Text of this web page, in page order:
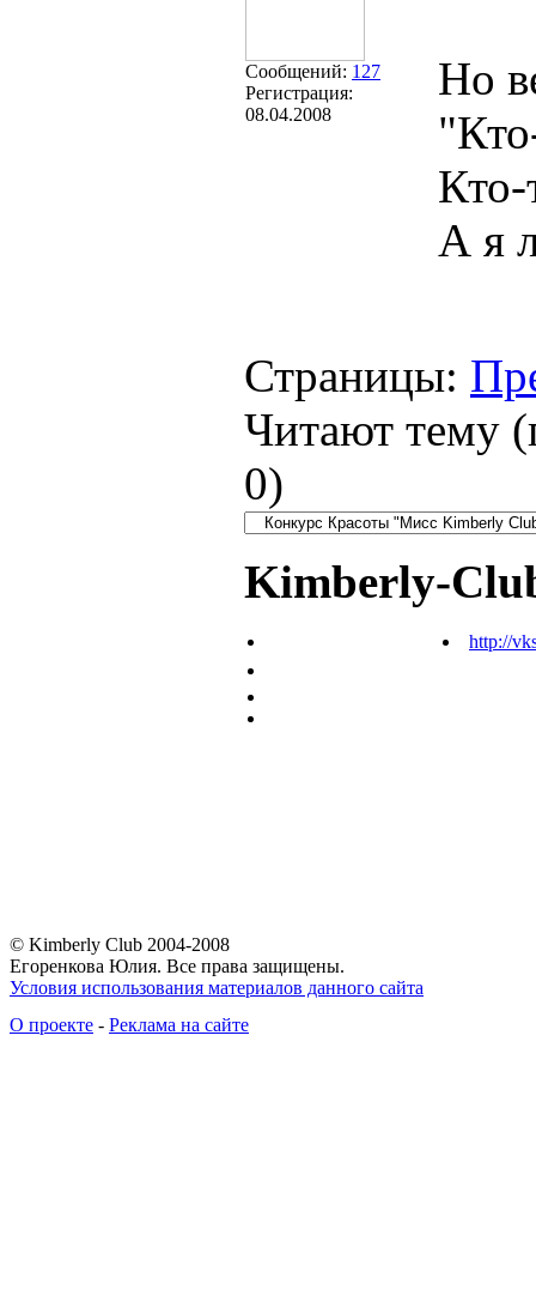
Сообщений: 127
Регистрация:
08.04.2008
Но
Кто-
А я
Страницы:
Читают тему
0)
Kimberly-
http://
© Kimberly Club 2004-2008
Егоренкова Юлия. Все права защищены.
Условия использования материалов данного сайта
О проекте - Реклама на сайте